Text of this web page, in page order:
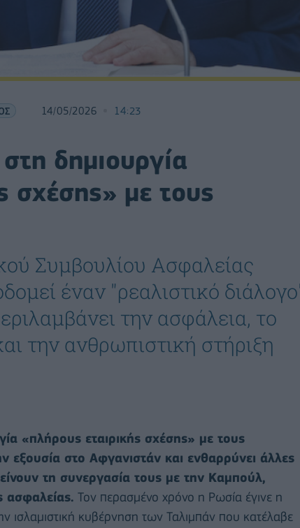
14/05/2026 14:23
δημιουργία
σχέσης» με τους
Συμβουλίου Ασφαλείας
έναν "ρεαλιστικό
την ασφάλεια, το
την ανθρωπιστική στήριξη
«πλήρους εταιρικής σχέσης» με τους
εξουσία στο Αφγανιστάν και ενθαρρύνει άλλες
τη συνεργασία τους με την Καμπούλ,
Τον περασμένο χρόνο η Ρωσία έγινε η
κυβέρνηση των Ταλιμπάν που κατέλαβε